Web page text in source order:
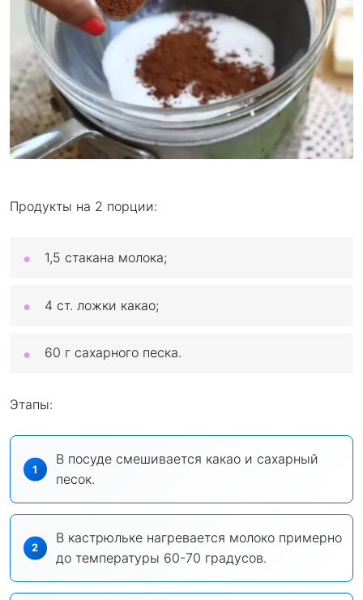
Продукты на 2 порции:
1,5 стакана молока;
4 ст. ложки какао;
60 г сахарного песка.
Этапы:
В посуде смешивается какао и сахарный
песок.
В кастрюльке нагревается молоко примерно
до температуры 60-70 градусов.